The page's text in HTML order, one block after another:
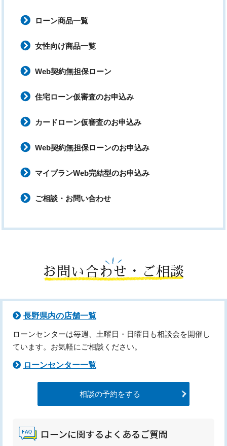
ローン商品一覧
女性向け商品一覧
Web契約無担保ローン
住宅ローン仮審査のお申込み
カードローン仮審査のお申込み
Web契約無担保ローンのお申込み
マイプランWeb完結型のお申込み
ご相談・お問い合わせ
お問い合わせ・ご相談
長野県内の店舗一覧
ローンセンターは毎週、土曜日・日曜日も相談会を開催し
ています。お気軽にご相談ください。
ローンセンター一覧
相談の予約をする
ローンに関するよくあるご質問